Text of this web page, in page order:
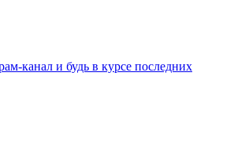
канал и будь в курсе последних